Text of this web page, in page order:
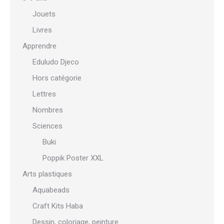
Jouets
Livres
Apprendre
Eduludo Djeco
Hors catégorie
Lettres
Nombres
Sciences
Buki
Poppik Poster XXL
Arts plastiques
Aquabeads
Craft Kits Haba
Dessin, coloriage, peinture